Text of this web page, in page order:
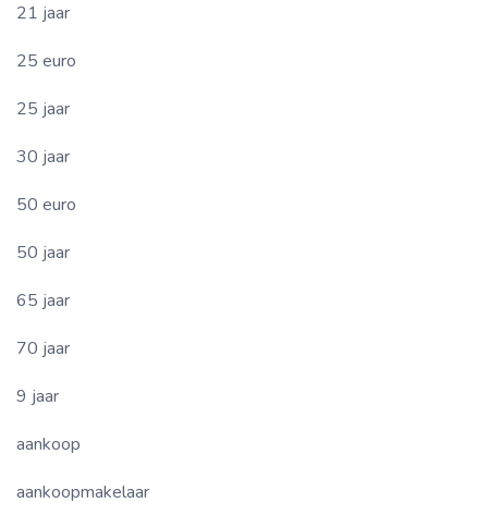
21 jaar
25 euro
25 jaar
30 jaar
50 euro
50 jaar
65 jaar
70 jaar
9 jaar
aankoop
aankoopmakelaar